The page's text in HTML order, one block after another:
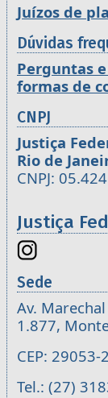
Juízos de
Dúvidas
Perguntas
formas de
CNPJ
Justiça
Rio de
CNPJ:
Justiça
Sede
Av.
1.877,
CEP: 29053-
Tel.: (27)